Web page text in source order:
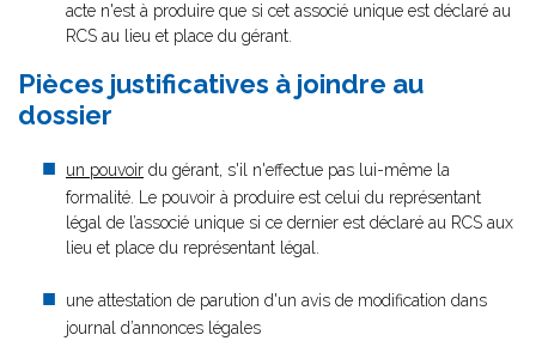
acte n'est à produire que si cet associé unique est déclaré au
RCS au lieu et place du gérant.
Pièces justificatives à joindre au
dossier
un pouvoir du gérant, s'il n'effectue pas lui-même la
formalité. Le pouvoir à produire est celui du représentant
légal de l’associé unique si ce dernier est déclaré au RCS aux
lieu et place du représentant légal.
une attestation de parution d'un avis de modification dans
journal d’annonces légales